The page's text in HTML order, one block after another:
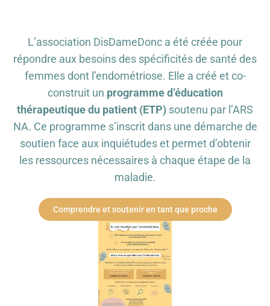
L’association DisDameDonc a été créée pour
répondre aux besoins des spécificités de santé des
femmes dont l’endométriose. Elle a créé et co-
construit un programme d’éducation
thérapeutique du patient (ETP) soutenu par l’ARS
NA. Ce programme s’inscrit dans une démarche de
soutien face aux inquiétudes et permet d’obtenir
les ressources nécessaires à chaque étape de la
maladie.
Comprendre et soutenir en tant que proche